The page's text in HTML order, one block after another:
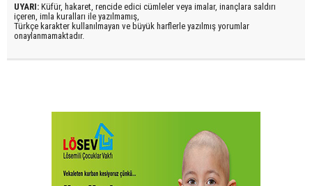
UYARI: Küfür, hakaret, rencide edici cümleler veya imalar, inançlara saldırı
içeren, imla kuralları ile yazılmamış,
Türkçe karakter kullanılmayan ve büyük harflerle yazılmış yorumlar
onaylanmamaktadır.